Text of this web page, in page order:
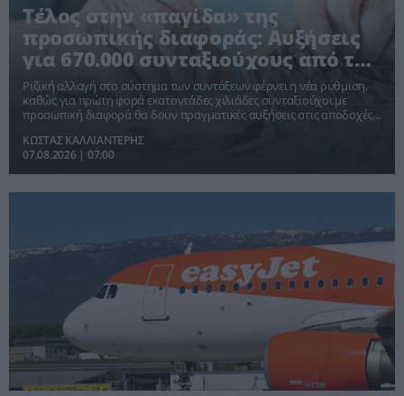
Τέλος στην «παγίδα» της
προσωπικής διαφοράς: Αυξήσεις
για 670.000 συνταξιούχους από το
2026
Ριζική αλλαγή στο σύστημα των συντάξεων φέρνει η νέα ρύθμιση,
καθώς για πρώτη φορά εκατοντάδες χιλιάδες συνταξιούχοι με
προσωπική διαφορά θα δουν πραγματικές αυξήσεις στις αποδοχές
συμψηφισμός.
ΚΩΣΤΑΣ ΚΑΛΛΙΑΝΤΕΡΗΣ
07.08.2026 | 07:00